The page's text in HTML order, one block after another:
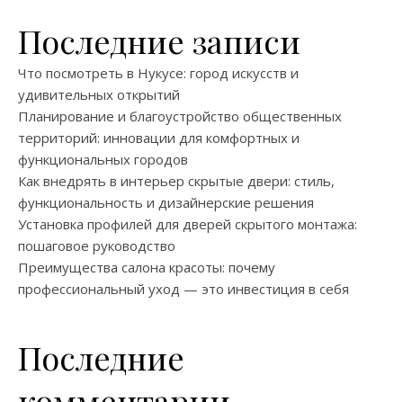
Последние записи
Что посмотреть в Нукусе: город искусств и
удивительных открытий
Планирование и благоустройство общественных
территорий: инновации для комфортных и
функциональных городов
Как внедрять в интерьер скрытые двери: стиль,
функциональность и дизайнерские решения
Установка профилей для дверей скрытого монтажа:
пошаговое руководство
Преимущества салона красоты: почему
профессиональный уход — это инвестиция в себя
Последние